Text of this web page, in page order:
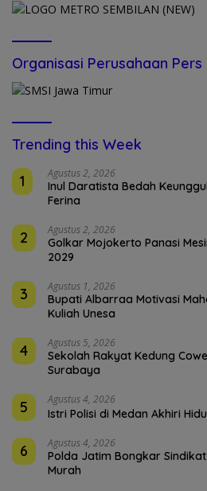
Organisasi Perusahaan Pers
Trending this Week
1
Agustus 2, 2026
Inul Daratista Bedah
Ferina
2 Agustus 2, 2026
Golkar Mojokerto Panasi
2029
3 Agustus 1, 2026
Bupati Albarraa Motivasi
Kuliah Unesa
4 Agustus 5, 2026
Sekolah Rakyat Kedung
Surabaya
5 Agustus 4, 2026
Istri Polisi di Medan Akhiri
6 Agustus 4, 2026
Polda Jatim Bongkar Sindikat
Murah